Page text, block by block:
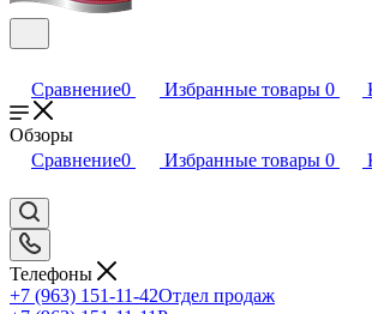
Сравнение0 Избранные товары 0
Обзоры
Сравнение0 Избранные товары 0
Телефоны
+7 (963) 151-11-42Отдел продаж